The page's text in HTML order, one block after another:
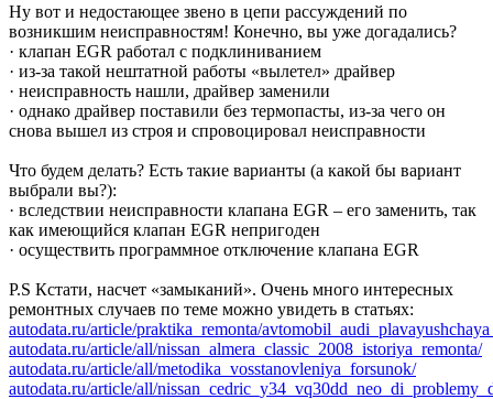
Ну вот и недостающее звено в цепи рассуждений по
возникшим неисправностям! Конечно, вы уже догадались?
· клапан EGR работал с подклиниванием
· из-за такой нештатной работы «вылетел» драйвер
· неисправность нашли, драйвер заменили
· однако драйвер поставили без термопасты, из-за чего он
снова вышел из строя и спровоцировал неисправности
Что будем делать? Есть такие варианты (а какой бы вариант
выбрали вы?):
· вследствии неисправности клапана EGR – его заменить, так
как имеющийся клапан EGR непригоден
· осуществить программное отключение клапана EGR
P.S Кстати, насчет «замыканий». Очень много интересных
ремонтных случаев по теме можно увидеть в статьях:
autodata.ru/article/praktika_remonta/
autodata.ru/article/all/nissan_almera_classic_2008_istoriya_remonta/
autodata.ru/article/all/metodika_vosstanovleniya_forsunok/
autodata.ru/article/all/